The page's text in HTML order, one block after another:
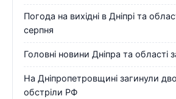
Погода на вихідні в Дніпрі та
серпня
Головні новини Дніпра та області
На Дніпропетровщині загинули
обстріли РФ